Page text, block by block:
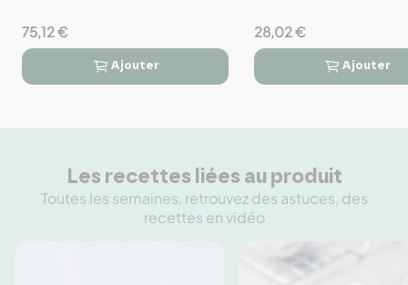
75,12 €
 
Ajouter
28,02 €
 
Ajouter
Les recettes liées au produit
Toutes les semaines, retrouvez des astuces, des
recettes en vidéo